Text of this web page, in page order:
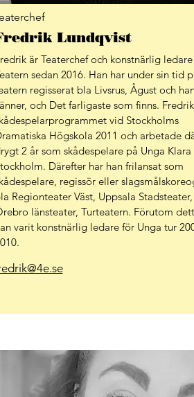
Lundqvist
är Teaterchef och konstnärlig
sedan 2016. Han har under sin tid
regisserat bla Livsrus, Ågust och
och Det farligaste som finns.
vid Stockholms
Högskola 2011 och arbetade
2 år som skådespelare på Unga Klara
Därefter har han frilansat som
regissör eller
Regionteater Väst, Uppsala Stadsteater,
länsteater, Turteatern. Förutom
varit konstnärlig ledare för Unga tur